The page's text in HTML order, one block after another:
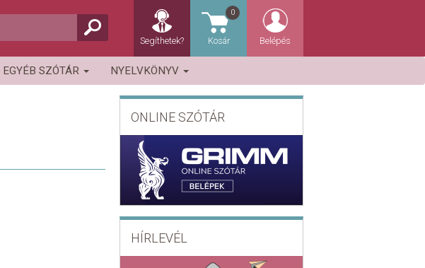
Belépés
Kosár
0
Segíthetek?
EGYÉB SZÓTÁR NYELVKÖNYV
ONLINE SZÓTÁR
HÍRLEVÉL